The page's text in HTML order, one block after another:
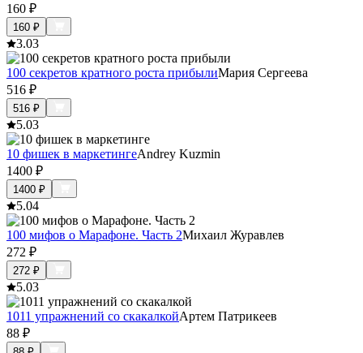
160 ₽
160 ₽
3.03
100 секретов кратного роста прибылиМария Сергеева
516 ₽
516 ₽
5.03
10 фишек в маркетингеAndrey Kuzmin
1400 ₽
1400 ₽
5.04
100 мифов о Марафоне. Часть 2Михаил Журавлев
272 ₽
272 ₽
5.03
1011 упражнений со скакалкойАртем Патрикеев
88 ₽